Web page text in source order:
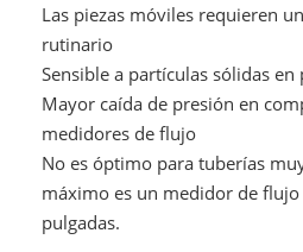
Las piezas móviles requieren
rutinario
Sensible a partículas sólidas
Mayor caída de presión en
medidores de flujo
No es óptimo para tuberías
máximo es un medidor de
pulgadas.